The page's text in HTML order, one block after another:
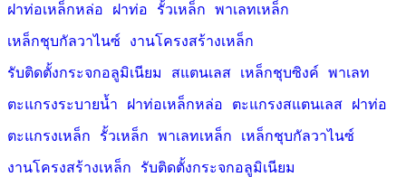
ฝาท่อเหล็กหล่อ
ฝาท่อ รั้วเหล็ก พาเลทเหล็ก
เหล็กชุบกัลวาไนซ์ งานโครงสร้างเหล็ก
รับติดตั้งกระจกอลูมิเนียม สแตนเลส เหล็กชุบซิงค์ พาเลท
ตะแกรงระบายน้ำ ฝาท่อเหล็กหล่อ ตะแกรงสแตนเลส ฝาท่อ
ตะแกรงเหล็ก รั้วเหล็ก พาเลทเหล็ก เหล็กชุบกัลวาไนซ์
งานโครงสร้างเหล็ก รับติดตั้งกระจกอลูมิเนียม